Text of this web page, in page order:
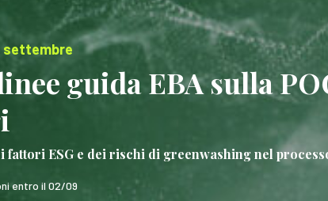
settembre
guida EBA sulla
fattori ESG e dei rischi di greenwashing nel
entro il 02/09
Cerca nel sito